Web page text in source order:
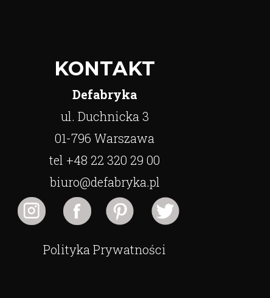
KONTAKT
Defabryka
ul. Duchnicka 3
01-796 Warszawa
tel +48 22 320 29 00
biuro@defabryka.pl
Polityka Prywatności